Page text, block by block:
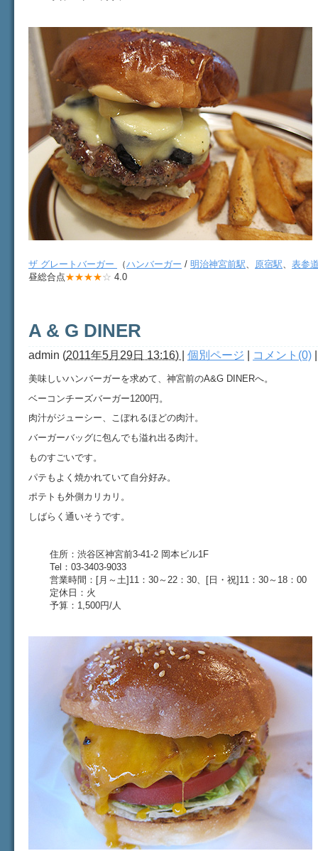
ザ グレートバーガー （ハンバーガー / 明治神宮前駅、 原宿駅、 表参
昼総合点★★★★☆ 4.0
A & G DINER
admin (2011年5月29日 13:16) 個別ページ コメント(0)
美味しいハンバーガーを求めて、神宮前のA&G DINERへ。
ベーコンチーズバーガー1200円。
肉汁がジューシー、こぼれるほどの肉汁。
バーガーバッグに包んでも溢れ出る肉汁。
ものすごいです。
パテもよく焼かれていて自分好み。
ポテトも外側カリカリ。
しばらく通いそうです。
住所：渋谷区神宮前3-41-2 岡本ビル1F
Tel：03-3403-9033
営業時間：[月～土]11：30～22：30、[日・祝]11：30～18：00
定休日：火
予算：1,500円/人